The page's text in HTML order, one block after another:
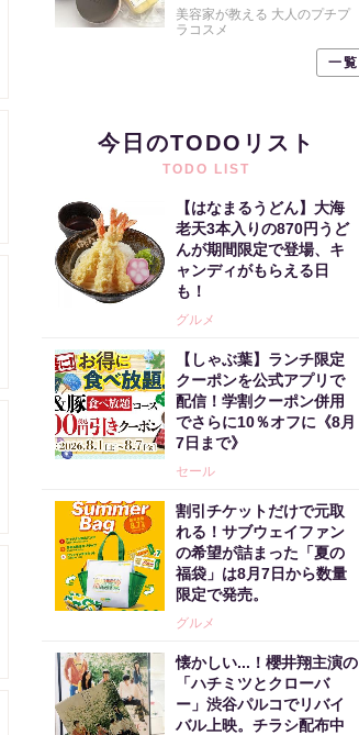
美容家が教える 大人のプチプ
ラコスメ
一覧
今日のTODOリスト
TODO LIST
【はなまるうどん】大海
老天3本入りの870円うど
んが期間限定で登場、キ
ャンディがもらえる日
も！
グルメ
【しゃぶ葉】ランチ限定
クーポンを公式アプリで
配信！学割クーポン併用
でさらに10％オフに《8月
7日まで》
セール
割引チケットだけで元取
れる！サブウェイファン
の希望が詰まった「夏の
福袋」は8月7日から数量
限定で発売。
グルメ
懐かしい...！櫻井翔主演の
「ハチミツとクローバ
ー」渋谷パルコでリバイ
バル上映。チラシ配布中